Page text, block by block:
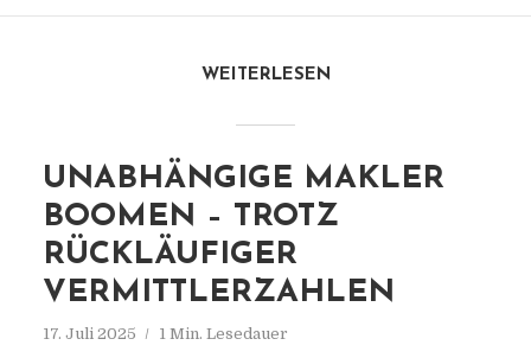
WEITERLESEN
UNABHÄNGIGE MAKLER
BOOMEN – TROTZ
RÜCKLÄUFIGER
VERMITTLERZAHLEN
17. Juli 2025 1 Min. Lesedauer